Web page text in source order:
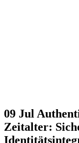
09 Jul
Zeitalter: